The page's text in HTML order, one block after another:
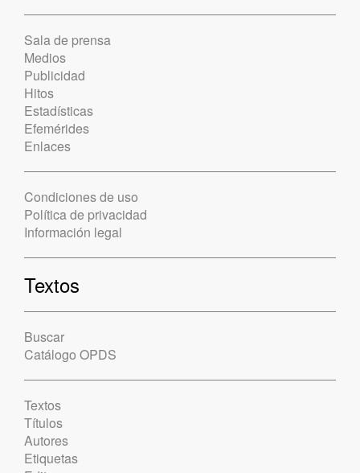
Sala de prensa
Medios
Publicidad
Hitos
Estadísticas
Efemérides
Enlaces
Condiciones de uso
Política de privacidad
Información legal
Textos
Buscar
Catálogo OPDS
Textos
Títulos
Autores
Etiquetas